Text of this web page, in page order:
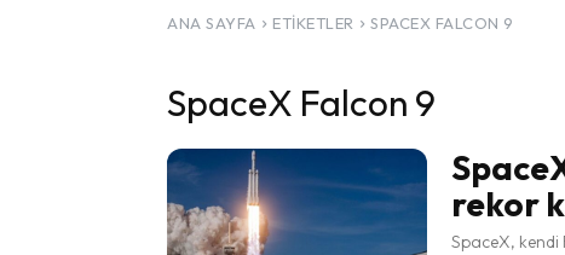
ANA SAYFA ETIKETLER SPACEX FALCON 9
SpaceX Falcon 9
rekor
SpaceX, kendi